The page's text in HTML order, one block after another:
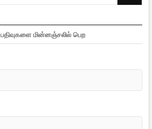
பதிவுகளை மின்னஞ்சலில் பெற